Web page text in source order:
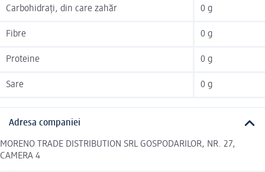
Carbohidrați, din care zahăr 0 g
Fibre 0 g
Proteine 0 g
Sare 0 g
Adresa companiei
MORENO TRADE DISTRIBUTION SRL GOSPODARILOR, NR. 27,
CAMERA 4